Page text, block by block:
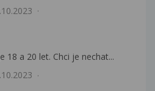
18 a 20 let. Chci je nechat...